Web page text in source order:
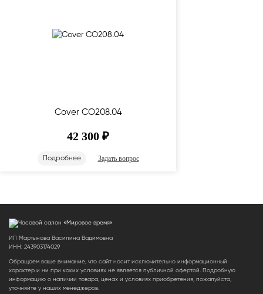
Cover CO208.04
42 300 ₽
Подробнее Задать вопрос
ИП Мартынова Василина Вадимовна
ИНН: 243903174029
Обращаем ваше внимание, что сайт носит исключительно информационный
характер и ни при каких условиях не является публичной офертой. Подробную
информацию о наличии товара, ценах и условиях приобретения, пожалуйста,
уточняйте у наших менеджеров.